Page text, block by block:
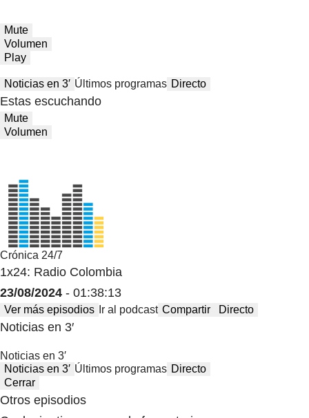
Mute
Volumen
Play
Noticias en 3′ Últimos programas Directo
Estas escuchando
Mute
Volumen
Crónica 24/7
1x24: Radio Colombia
23/08/2024 - 01:38:13
Ver más episodios Ir al podcast Compartir Directo
Noticias en 3′
Noticias en 3′
Noticias en 3′ Últimos programas Directo
Cerrar
Otros episodios